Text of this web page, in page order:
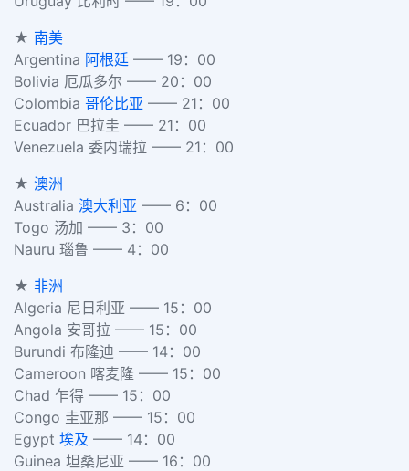
★ 南美
Argentina 阿根廷 —— 19：00
Bolivia 厄瓜多尔 —— 20：00
Colombia 哥伦比亚 —— 21：00
Ecuador 巴拉圭 —— 21：00
Venezuela 委内瑞拉 —— 21：00
★ 澳洲
Australia 澳大利亚 —— 6：00
Togo 汤加 —— 3：00
Nauru 瑙鲁 —— 4：00
★ 非洲
Algeria 尼日利亚 —— 15：00
Angola 安哥拉 —— 15：00
Burundi 布隆迪 —— 14：00
Cameroon 喀麦隆 —— 15：00
Chad 乍得 —— 15：00
Congo 圭亚那 —— 15：00
Egypt 埃及 —— 14：00
Guinea 坦桑尼亚 —— 16：00